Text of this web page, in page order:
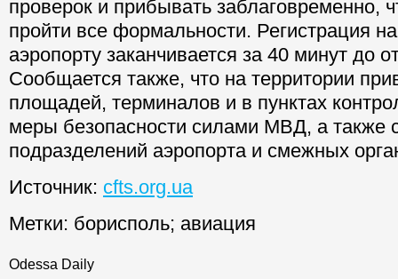
проверок и прибывать заблаговременно,
пройти все формальности. Регистрация
аэропорту заканчивается за 40 минут до
Сообщается также, что на территории
площадей, терминалов и в пунктах
меры безопасности силами МВД, а также
подразделений аэропорта и смежных
Источник: cfts.org.ua
Метки: борисполь; авиация
Odessa Daily